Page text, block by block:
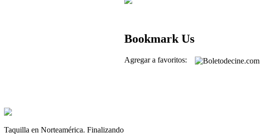
Taquilla en Norteamérica. Finalizando
Bookmark Us
Agregar a favoritos: